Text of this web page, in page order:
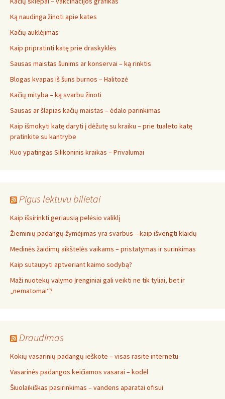
Ką naudinga žinoti apie kates
Kačių auklėjimas
Kaip pripratinti katę prie draskyklės
Sausas maistas šunims ar konservai – ką rinktis
Blogas kvapas iš šuns burnos – Halitozė
Kačių mityba – ką svarbu žinoti
Sausas ar šlapias kačių maistas – ėdalo parinkimas
Kaip išmokyti katę daryti į dėžutę su kraiku – prie tualeto katę
pratinkite su kantrybe
Kuo ypatingas Silikoninis kraikas – Privalumai
Pigus lektuvu bilietai
Kaip išsirinkti geriausią pelėsio valiklį
Žieminių padangų žymėjimas yra svarbus – kaip išvengti klaidų
Medinės žaidimų aikštelės vaikams – pristatymas ir surinkimas
Kaip sutaupyti aptveriant kaimo sodybą?
Maži nuotekų valymo įrenginiai gali veikti ne tik tyliai, bet ir
„nematomai‘‘?
Draudimas
Kokių vasarinių padangų ieškote – visas rasite internetu
Vasarinės padangos keičiamos vasarai – kodėl
Šiuolaikiškas pasirinkimas – vandens aparatai ofisui